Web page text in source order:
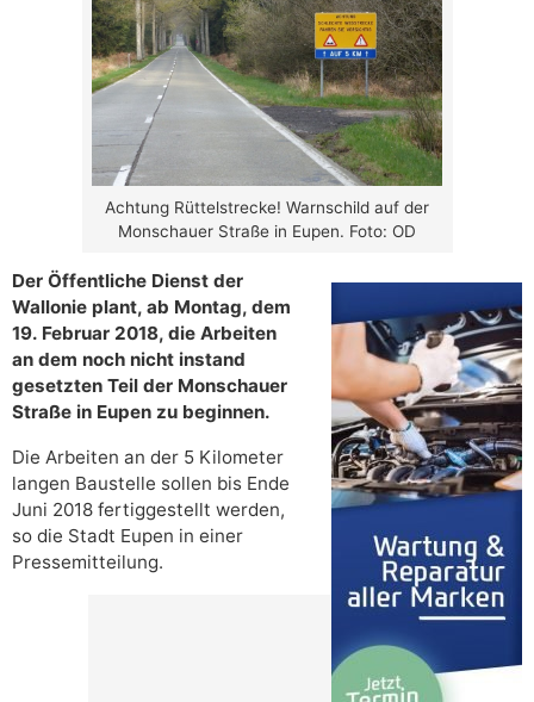
Achtung Rüttelstrecke! Warnschild auf der
Monschauer Straße in Eupen. Foto: OD
Der Öffentliche Dienst der
Wallonie plant, ab Montag, dem
19. Februar 2018, die Arbeiten
an dem noch nicht instand
gesetzten Teil der Monschauer
Straße in Eupen zu beginnen.
Die Arbeiten an der 5 Kilometer
langen Baustelle sollen bis Ende
Juni 2018 fertiggestellt werden,
so die Stadt Eupen in einer
Pressemitteilung.